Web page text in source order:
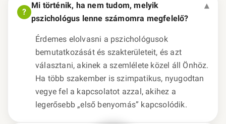
Mi történik, ha nem tudom, melyik
pszichológus lenne számomra megfelelő?
Érdemes elolvasni a pszichológusok
bemutatkozását és szakterületeit, és azt
választani, akinek a szemlélete közel áll Önhöz.
Ha több szakember is szimpatikus, nyugodtan
vegye fel a kapcsolatot azzal, akihez a
legerősebb „első benyomás” kapcsolódik.